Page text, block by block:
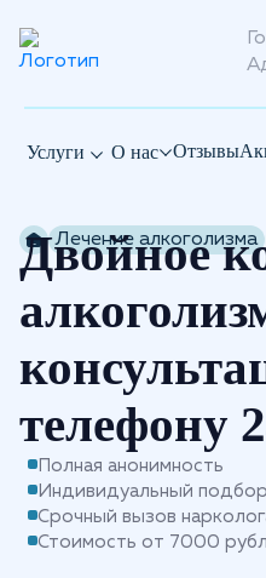
Услуги О нас Отзывы
Лечение алкоголизма
Двойное
телефону
Полная анонимность
Индивидуальный подбор
Срочный вызов
Стоимость от 7000